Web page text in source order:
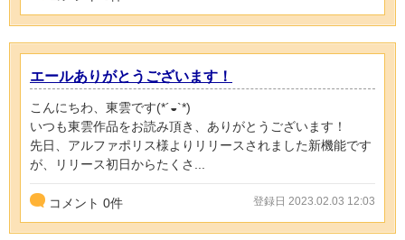
エールありがとうございます！
こんにちわ、東雲です(*´◒`*)
いつも東雲作品をお読み頂き、ありがとうございます！
先日、アルファポリス様よりリリースされました新機能です
が、リリース初日からたくさ...
コメント 0件 登録日 2023.02.03 12:03